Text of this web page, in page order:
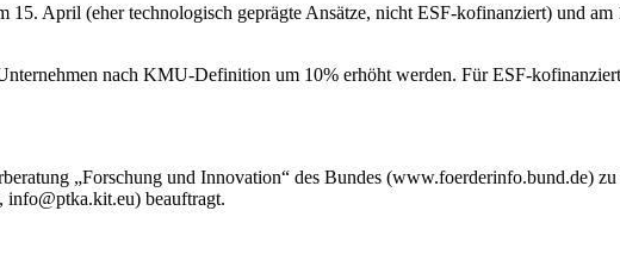
April (eher technologisch geprägte Ansätze, nicht ESF-kofinanziert) und am
nach KMU-Definition um 10% erhöht werden. Für ESF-
„Forschung und Innovation“ des Bundes (www.foerderinfo.bund.de)
beauftragt.